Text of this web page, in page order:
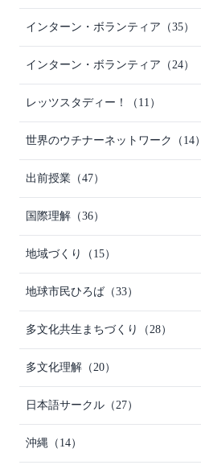
インターン・ボランティア （35）
インターン・ボランティア （24）
レッツスタディー！ （11）
世界のウチナーネットワーク （14）
出前授業 （47）
国際理解 （36）
地域づくり （15）
地球市民ひろば （33）
多文化共生まちづくり （28）
多文化理解 （20）
日本語サークル （27）
沖縄 （14）